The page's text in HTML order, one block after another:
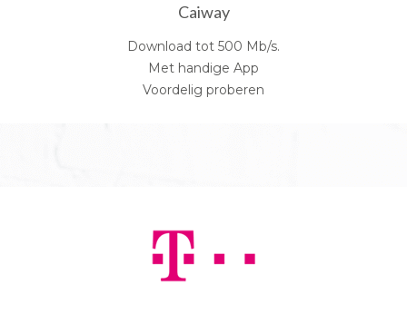
Caiway
Download tot 500 Mb/s.
Met handige App
Voordelig proberen